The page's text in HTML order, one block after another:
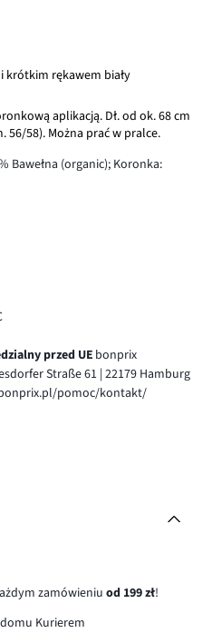
krótkim rękawem biały
aplikacją. Dł. od ok. 68 cm
56/58). Można prać w pralce.
Bawełna (organic); Koronka:
przed UE bonprix
Straße 61 | 22179 Hamburg
pomoc/kontakt/
zamówieniu od 199 zł!
Kurierem